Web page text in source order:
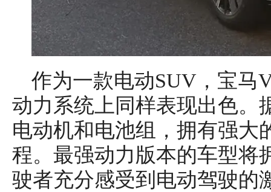
作为一款电动SUV，宝马
动力系统上同样表现出色。
电动机和电池组，拥有强大
程。最强动力版本的车型将
驶者充分感受到电动驾驶的